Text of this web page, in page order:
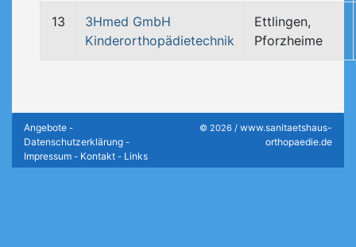
13
3Hmed GmbH
Kinderorthopädietechnik
Ettlingen,
Pforzheime
Angebote -
Datenschutzerklärung -
Impressum - Kontakt - Links
© 2026 / www.sanitaetshaus-
orthopaedie.de